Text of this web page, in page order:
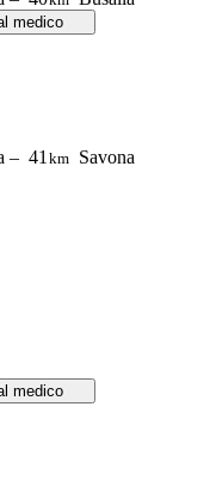
medico
– 41km Savona
medico